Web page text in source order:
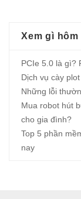
Xem gì hôm
PCIe 5.0 là gì?
Dịch vụ cày
Những lỗi
Mua robot hút
cho gia đình?
Top 5 phần
nay